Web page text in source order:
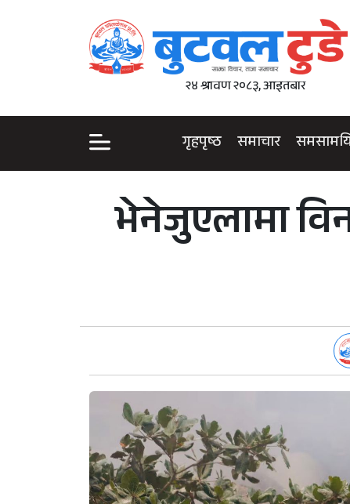
२४ श्रावण २०८३, आइतबार
गृहपृष्ठ समाचार
भेनेजुएलामा